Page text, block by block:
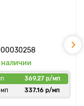
наличии
369.27 р/мп
337.16 р/мп